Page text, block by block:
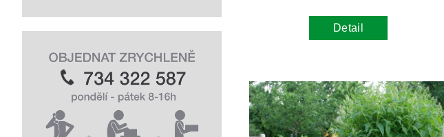
Detail